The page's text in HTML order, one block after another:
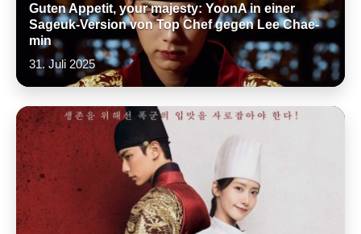
Guten Appetit, your majesty: YoonA in einer
Sageuk-Version von Top Chef gegen Lee Chae-
min
31. Juli 2025